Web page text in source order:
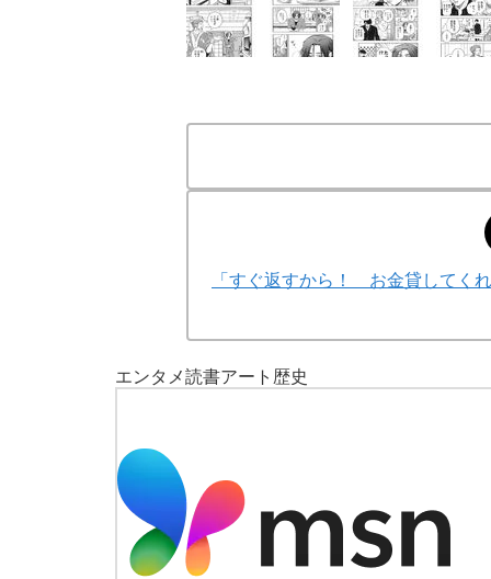
「すぐ返すから！ お金貸してく
エンタメ読書アート 歴史